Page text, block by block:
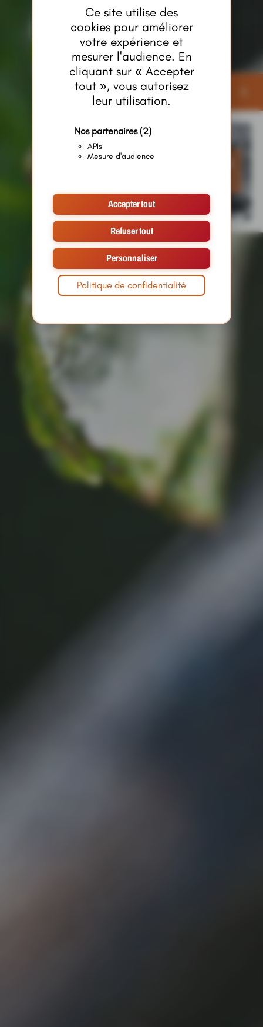
Ce site utilise des
cookies pour améliorer
votre expérience et
mesurer l'audience. En
cliquant sur « Accepter
tout », vous autorisez
leur utilisation.
Nos partenaires (2)
APIs
Mesure d'audience
Accepter tout
Refuser tout
Personnaliser
Politique de confidentialité
Publicités